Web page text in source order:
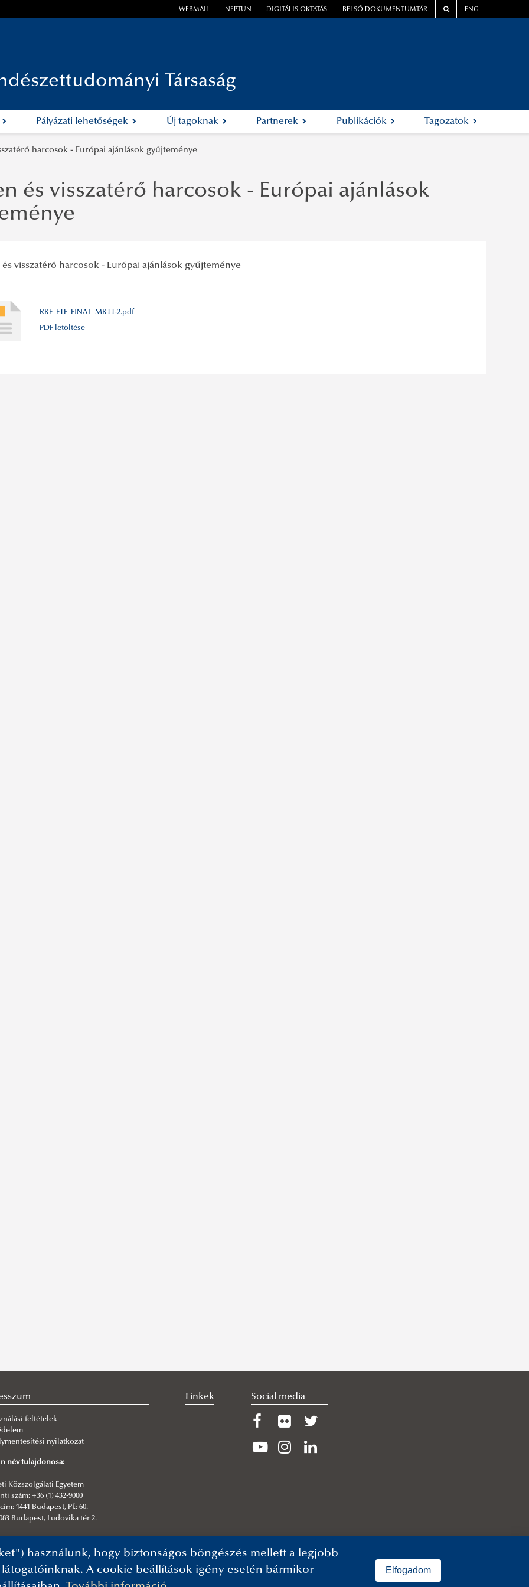
WEBMAIL NEPTUN DIGITÁLIS OKTATÁS BELSŐ DOKUMENTUMTÁR ENG
Társaság
Pályázati lehetőségek Új tagoknak Partnerek Publikációk Tagozatok
harcosok - Európai ajánlások gyűjteménye
és visszatérő harcosok - Európai ajánlások
visszatérő harcosok - Európai ajánlások gyűjteménye
RRF_FTF_FINAL_MRTT-2.pdf
PDF letöltése
feltételek
nyilatkozat
név tulajdonosa:
Közszolgálati Egyetem
szám: +36 (1) 432-9000
1441 Budapest, Pf.: 60.
Budapest, Ludovika tér 2.
Igazgatóság| NKE Kommunikáció
Linkek Social media
használunk, hogy biztonságos böngészés mellett a legjobb
A cookie beállítások igény esetén bármikor
Elfogadom